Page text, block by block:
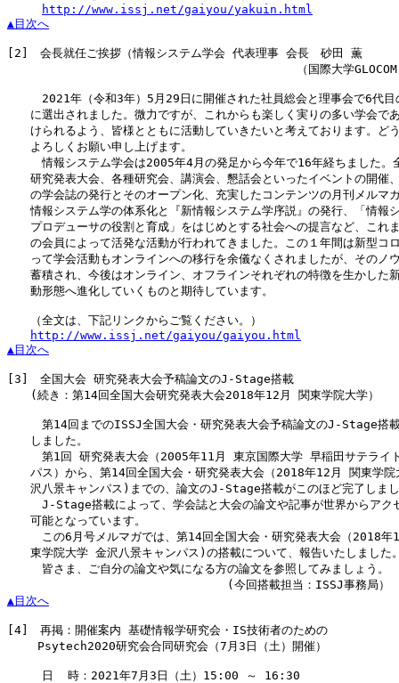
http://www.issj.net/gaiyou/yakuin.html
▲目次へ
[2]
会長就任ご挨拶（情報システム学会 代表理事 会長　砂田 薫
（国際大学GLOCOM
2021年（令和3年）5月29日に開催された社員総会と理事会で6代目
に選出されました。微力ですが、これからも楽しく実りの多い学会で
けられるよう、皆様とともに活動していきたいと考えております。ど
よろしくお願い申し上げます。
情報システム学会は2005年4月の発足から今年で16年経ちました。
研究発表大会、各種研究会、講演会、懇話会といったイベントの開催
の学会誌の発行とそのオープン化、充実したコンテンツの月刊メルマ
情報システム学の体系化と『新情報システム学序説』の発行、「情報
プロデューサの役割と育成」をはじめとする社会への提言など、これ
の会員によって活発な活動が行われてきました。この１年間は新型コ
って学会活動もオンラインへの移行を余儀なくされましたが、そのノ
蓄積され、今後はオンライン、オフラインそれぞれの特徴を生かした
動形態へ進化していくものと期待しています。
（全文は、下記リンクからご覧ください。）
http://www.issj.net/gaiyou/gaiyou.html
▲目次へ
[3]
全国大会 研究発表大会予稿論文のJ-Stage搭載
(続き：第14回全国大会研究発表大会2018年12月 関東学院大学）
第14回までのISSJ全国大会・研究発表大会予稿論文のJ-Stage搭
しました。
第1回 研究発表大会（2005年11月 東京国際大学 早稲田サテライ
パス）から、第14回全国大会・研究発表大会（2018年12月 関東学
沢八景キャンパス)までの、論文のJ-Stage搭載がこのほど完了しま
J-Stage搭載によって、学会誌と大会の論文や記事が世界からアク
可能となっています。
この6月号メルマガでは、第14回全国大会・研究発表大会（2018年
東学院大学 金沢八景キャンパス)の搭載について、報告いたしました
皆さま、ご自分の論文や気になる方の論文を参照してみましょう。
▲目次へ
[4]
再掲：開催案内 基礎情報学研究会・IS技術者のための
Psytech2020研究会合同研究会（7月3日（土）開催）
日  時：2021年7月3日（土）15:00 ～ 16:30